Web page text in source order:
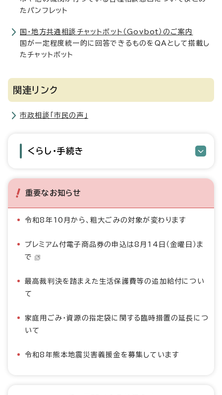
たパンフレット
国・地方共通相談チャットボット（Govbot）のご案内
国が一定程度統一的に回答できるものをQAとして搭載し
たチャットボット
関連リンク
市政相談「市民の声」
くらし・手続き
重要なお知らせ
令和8年10月から、粗大ごみの対象が変わります
プレミアム付電子商品券の申込は8月14日（金曜日）ま
で
最高裁判決を踏まえた生活保護費等の追加給付につい
て
家庭用ごみ・資源の指定袋に関する臨時措置の延長につ
いて
令和8年熊本地震災害義援金を募集しています